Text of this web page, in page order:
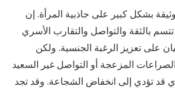
بشكل كبير على جاذبية المرأة. إن
بالثقة والتواصل والتقارب الأسري
على تعزيز الرغبة الجنسية. ولكن
المزعجة أو التواصل غير السعيد
قد تؤدي إلى انخفاض الشجاعة. وقد تجد